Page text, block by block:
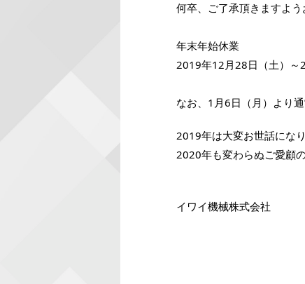
何卒、ご了承頂きますよう
年末年始休業
2019年12月28日（土）～
なお、1月6日（月）より
2019年は大変お世話にな
2020年も変わらぬご愛顧
イワイ機械株式会社